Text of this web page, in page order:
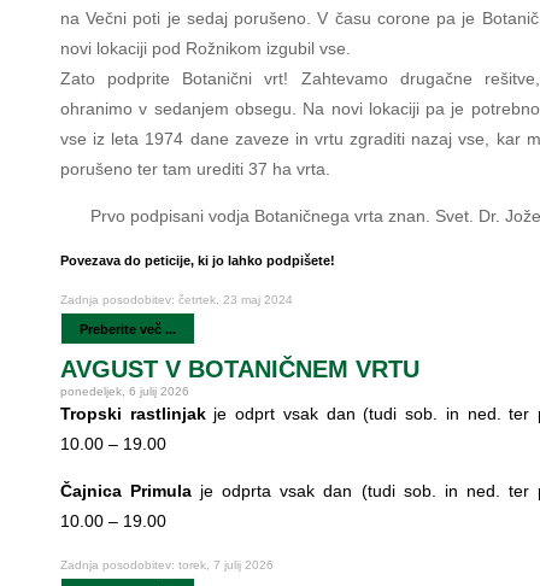
na Večni poti je sedaj porušeno. V času corone pa je
novi lokaciji pod Rožnikom izgubil vse.
Zato podprite Botanični vrt! Zahtevamo drugačne
ohranimo v sedanjem obsegu. Na novi lokaciji pa je
vse iz leta 1974 dane zaveze in vrtu zgraditi nazaj vse, kar
porušeno ter tam urediti 37 ha vrta.
Prvo podpisani vodja Botaničnega vrta znan. Svet. Dr.
Povezava do peticije, ki jo lahko podpišete!
Zadnja posodobitev: četrtek, 23 maj 2024
Preberite več ...
AVGUST V BOTANIČNEM VRTU
ponedeljek, 6 julij 2026
Tropski rastlinjakje odprt vsak dan (tudi sob. in ned. ter
10.00 – 19.00
Čajnica Primula je odprta vsak dan (tudi sob. in ned. ter
10.00 – 19.00
Zadnja posodobitev: torek, 7 julij 2026